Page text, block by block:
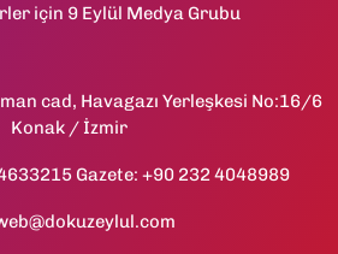
için 9 Eylül Medya Grubu
cad, Havagazı Yerleşkesi No:16/6
Konak / İzmir
Gazete: +90 232 4048989